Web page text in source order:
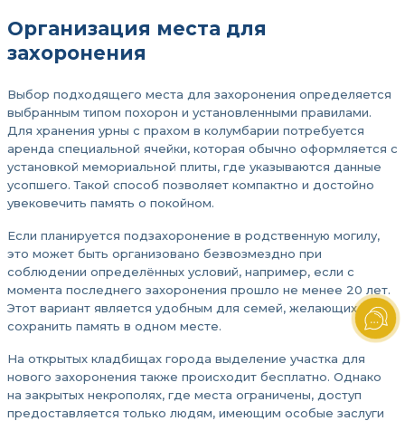
Организация места для
захоронения
Выбор подходящего места для захоронения определяется
выбранным типом похорон и установленными правилами.
Для хранения урны с прахом в колумбарии потребуется
аренда специальной ячейки, которая обычно оформляется с
установкой мемориальной плиты, где указываются данные
усопшего. Такой способ позволяет компактно и достойно
увековечить память о покойном.
Если планируется подзахоронение в родственную могилу,
это может быть организовано безвозмездно при
соблюдении определённых условий, например, если с
момента последнего захоронения прошло не менее 20 лет.
Этот вариант является удобным для семей, желающих
сохранить память в одном месте.
На открытых кладбищах города выделение участка для
нового захоронения также происходит бесплатно. Однако
на закрытых некрополях, где места ограничены, доступ
предоставляется только людям, имеющим особые заслуги